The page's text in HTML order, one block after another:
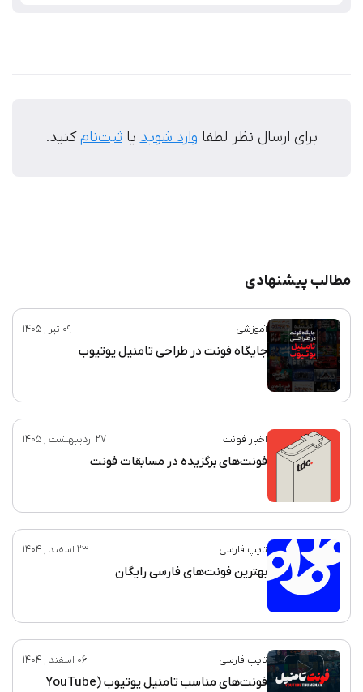
برای ارسال نظر لطفا وارد شویدیاثبت‌نامکنید.
مطالب پیشنهادی
آموزشی 09 تیر , 1405
جایگاه فونت در طراحی تامنیل یوتیوب
اخبار فونت 27 اردیبهشت , 1405
فونت‌های برگزیده در مسابقات فونت
تایپ فارسی 23 اسفند , 1404
بهترین فونت‌های فارسی رایگان
تایپ فارسی 06 اسفند , 1404
فونت‌های مناسب تامنیل یوتیوب (YouTube